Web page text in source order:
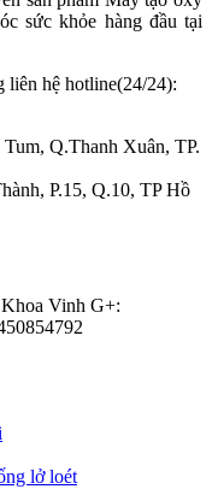
sức khỏe hàng đầu tại
hệ hotline(24/24):
Q.Thanh Xuân, TP.
P.15, Q.10, TP Hồ
Vinh G+:
lở loét